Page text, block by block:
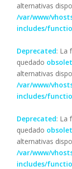
alternativas
/var/www/
includes/
Deprecated: La
quedado
alternativas
/var/www/
includes/
Deprecated: La
quedado
alternativas
/var/www/
includes/